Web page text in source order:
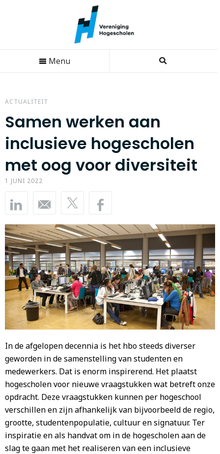
Menu
ACTUALITEIT
Samen werken aan
inclusieve hogescholen
met oog voor diversiteit
1 JUNI 2022
In de afgelopen decennia is het hbo steeds diverser
geworden in de samenstelling van studenten en
medewerkers. Dat is enorm inspirerend. Het plaatst
hogescholen voor nieuwe vraagstukken wat betreft onze
opdracht. Deze vraagstukken kunnen per hogeschool
verschillen en zijn afhankelijk van bijvoorbeeld de regio,
grootte, studentenpopulatie, cultuur en signatuur. Ter
inspiratie en als handvat om in de hogescholen aan de
slag te gaan met het realiseren van een inclusieve